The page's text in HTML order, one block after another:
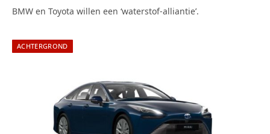
BMW en Toyota willen een ‘waterstof-alliantie’.
ACHTERGROND